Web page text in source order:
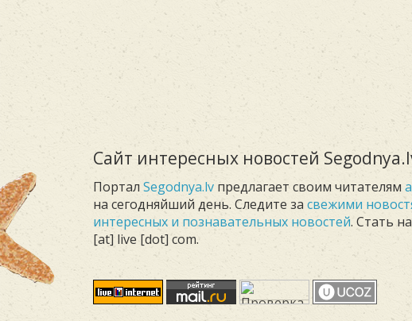
Сайт интересных новостей
Портал Segodnya.lv предлагает своим читателям
на сегодняйший день. Следите за свежими
интересных и познавательных новостей. Стать
[at] live [dot] com.